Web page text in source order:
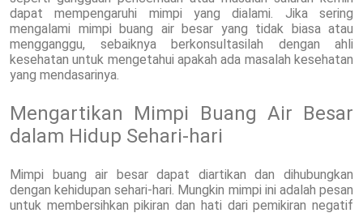
dapat mempengaruhi mimpi yang dialami. Jika sering
mengalami mimpi buang air besar yang tidak biasa atau
mengganggu, sebaiknya berkonsultasilah dengan ahli
kesehatan untuk mengetahui apakah ada masalah kesehatan
yang mendasarinya.
Mengartikan Mimpi Buang Air Besar
dalam Hidup Sehari-hari
Mimpi buang air besar dapat diartikan dan dihubungkan
dengan kehidupan sehari-hari. Mungkin mimpi ini adalah pesan
untuk membersihkan pikiran dan hati dari pemikiran negatif